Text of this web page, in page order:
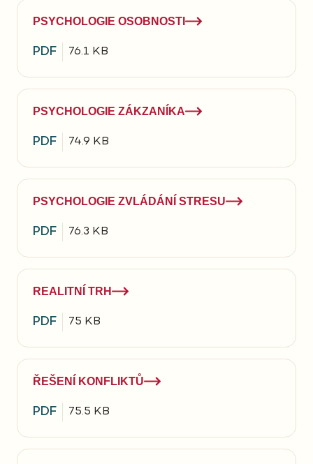
PSYCHOLOGIE OSOBNOSTI
PDF 76.1 KB
PSYCHOLOGIE ZÁKZANÍKA
PDF 74.9 KB
PSYCHOLOGIE ZVLÁDÁNÍ STRESU
PDF 76.3 KB
REALITNÍ TRH
PDF 75 KB
ŘEŠENÍ KONFLIKTŮ
PDF 75.5 KB